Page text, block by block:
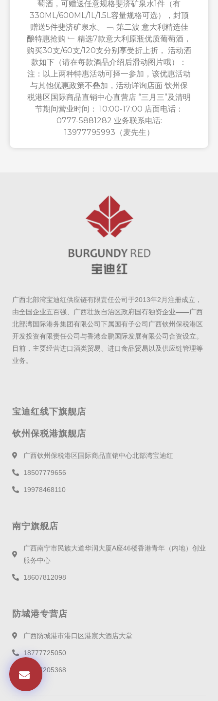
萄酒，可赠送任意规格斐济矿泉水1件（有
330ML/600ML/1L/1.5L容量规格可选），封顶
赠送5件斐济矿泉水。 ﹁ 第二波 意大利精选佳
酿特惠抢购 ﹂ 精选7款意大利原瓶优质葡萄酒，
购买30支/60支/120支分别享受折上折， 活动酒
款如下（请在每款酒品介绍后滑动图片哦）：
注：以上两种特惠活动可择一参加，该优惠活动
与其他优惠政策不叠加，活动详询店面 钦州保
税港区国际商品直销中心直营店 “三月三”及清明
节期间营业时间： 10:00-17:00 店面电话：
0777-5881282 业务联系电话:
13977795993（麦先生）
广西北部湾宝迪红供应链有限责任公司于2013年2月注册成立，
由全国企业五百强、广西壮族自治区政府国有独资企业——广西
北部湾国际港务集团有限公司下属国有子公司广西钦州保税港区
开发投资有限责任公司与香港金鹏国际发展有限公司合资设立。
目前，主要经营进口酒类贸易、进口食品贸易以及供应链管理等
业务。
宝迪红线下旗舰店
钦州保税港旗舰店
广西钦州保税港区国际商品直销中心北部湾宝迪红
18507779656
19978468110
南宁旗舰店
广西南宁市民族大道华润大厦A座46楼香港青年（内地）创业
服务中心
18607812098
防城港专营店
广西防城港市港口区港宸大酒店大堂
18777725050
17677205368